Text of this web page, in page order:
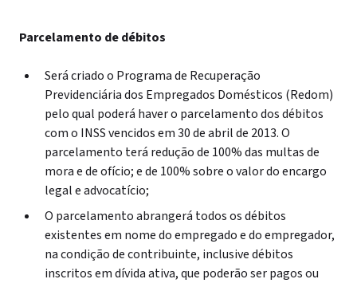
Parcelamento de débitos
Será criado o Programa de Recuperação
Previdenciária dos Empregados Domésticos (Redom)
pelo qual poderá haver o parcelamento dos débitos
com o INSS vencidos em 30 de abril de 2013. O
parcelamento terá redução de 100% das multas de
mora e de ofício; e de 100% sobre o valor do encargo
legal e advocatício;
O parcelamento abrangerá todos os débitos
existentes em nome do empregado e do empregador,
na condição de contribuinte, inclusive débitos
inscritos em dívida ativa, que poderão ser pagos ou